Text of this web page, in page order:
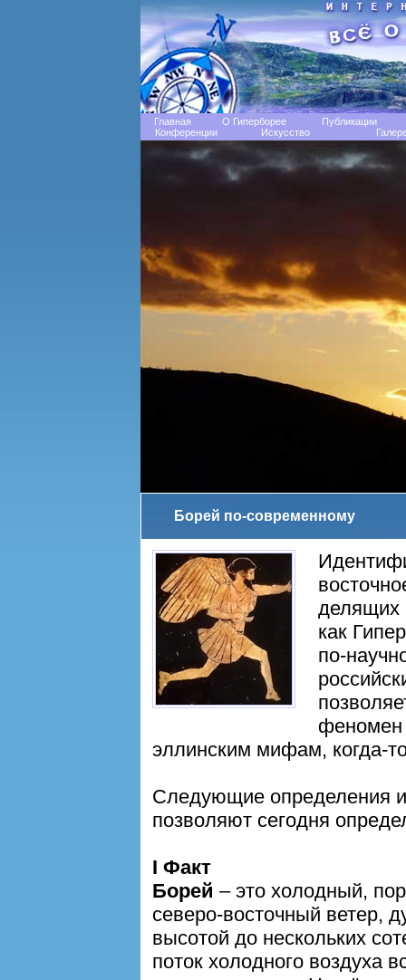
Главная О Гиперборее
Публикации
Конференции
Искусство
Борей по-современному
делящих
как
по-
феномен
эллинским мифам, когда-
Следующие определения
позволяют сегодня
I Факт
Борей – это холодный,
северо-восточный ветер,
высотой до нескольких
поток холодного воздуха